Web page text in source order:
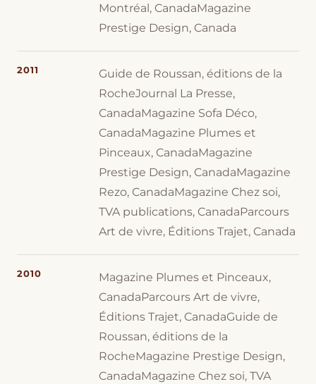
Montréal, CanadaMagazine
Prestige Design, Canada
2011
Guide de Roussan, éditions de la
RocheJournal La Presse,
CanadaMagazine Sofa Déco,
CanadaMagazine Plumes et
Pinceaux, CanadaMagazine
Prestige Design, CanadaMagazine
Rezo, CanadaMagazine Chez soi,
TVA publications, CanadaParcours
Art de vivre, Éditions Trajet, Canada
2010
Magazine Plumes et Pinceaux,
CanadaParcours Art de vivre,
Éditions Trajet, CanadaGuide de
Roussan, éditions de la
RocheMagazine Prestige Design,
CanadaMagazine Chez soi, TVA